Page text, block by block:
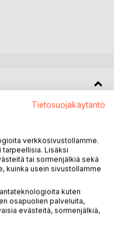
Dingo ja Yö. Juri
punkia,
jazzvaikutteista
ja 1980-luvuilta.
Appendix,
Yhdessä pääosassa
talonvaltaukset, ja
ja aikaansa
tarinaa.
Tietosuojakäytäntö
verkkosivustollamme.
tarpeellisia. Lisäksi
tai sormenjälkiä sekä
kuinka usein sivustollamme
kuten
osapuolien palveluita,
evästeitä, sormenjälkiä,